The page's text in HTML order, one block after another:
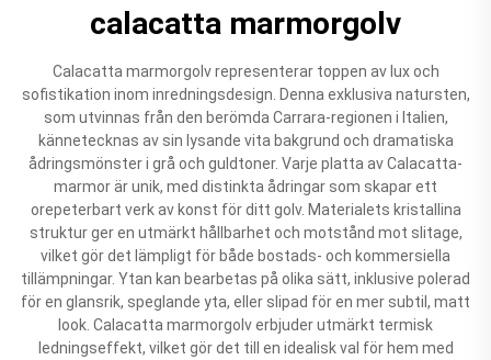
calacatta marmorgolv
Calacatta marmorgolv representerar toppen av lux och
sofistikation inom inredningsdesign. Denna exklusiva natursten,
som utvinnas från den berömda Carrara-regionen i Italien,
kännetecknas av sin lysande vita bakgrund och dramatiska
ådringsmönster i grå och guldtoner. Varje platta av Calacatta-
marmor är unik, med distinkta ådringar som skapar ett
orepeterbart verk av konst för ditt golv. Materialets kristallina
struktur ger en utmärkt hållbarhet och motstånd mot slitage,
vilket gör det lämpligt för både bostads- och kommersiella
tillämpningar. Ytan kan bearbetas på olika sätt, inklusive polerad
för en glansrik, speglande yta, eller slipad för en mer subtil, matt
look. Calacatta marmorgolv erbjuder utmärkt termisk
ledningseffekt, vilket gör det till en idealisk val för hem med